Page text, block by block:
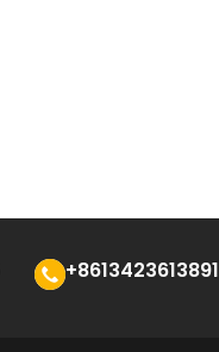
+8613423613891